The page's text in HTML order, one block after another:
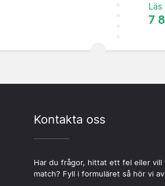
Läs
7
Kontakta oss
Har du frågor, hittat ett fel eller vill
match? Fyll i formuläret så hör vi